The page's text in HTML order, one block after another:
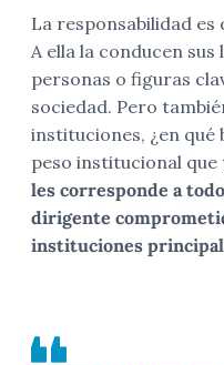
La responsabilidad
A ella la conducen
personas o figuras
sociedad. Pero
instituciones, ¿en qué
peso institucional que
les corresponde a
dirigente
instituciones